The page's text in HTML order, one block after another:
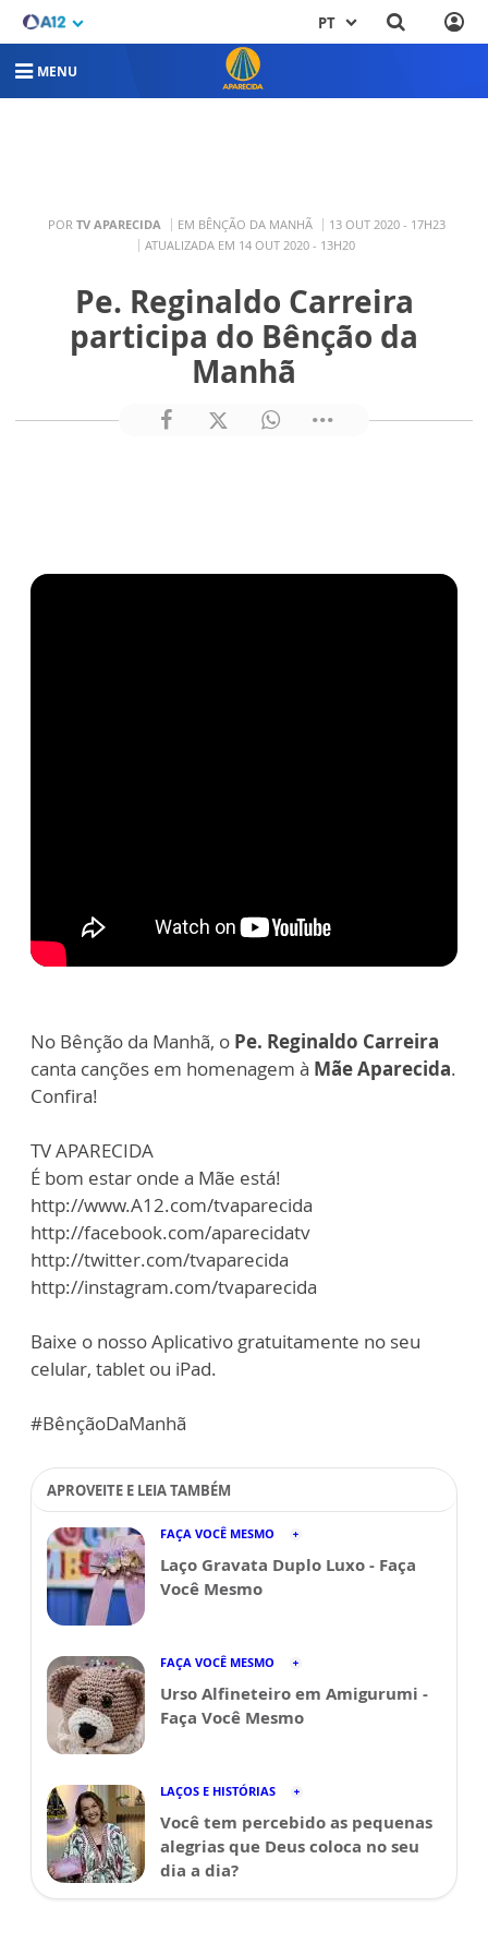
PT
MENU
POR TV APARECIDA EM BÊNÇÃO DA MANHÃ
13 OUT 2020 - 17H23
ATUALIZADA EM 14 OUT 2020 - 13H20
Pe. Reginaldo Carreira
participa do Bênção da
Manhã
No Bênção da Manhã, o Pe. Reginaldo Carreira
canta canções em homenagem à Mãe Aparecida.
Confira!
TV APARECIDA
É bom estar onde a Mãe está!
http://www.A12.com/tvaparecida
http://facebook.com/aparecidatv
http://twitter.com/tvaparecida
http://instagram.com/tvaparecida
Baixe o nosso Aplicativo gratuitamente no seu
celular, tablet ou iPad.
#BênçãoDaManhã
APROVEITE E LEIA TAMBÉM
FAÇA VOCÊ MESMO
Laço Gravata Duplo Luxo - Faça
Você Mesmo
FAÇA VOCÊ MESMO
Urso Alfineteiro em Amigurumi -
Faça Você Mesmo
LAÇOS E HISTÓRIAS
Você tem percebido as pequenas
alegrias que Deus coloca no seu
dia a dia?